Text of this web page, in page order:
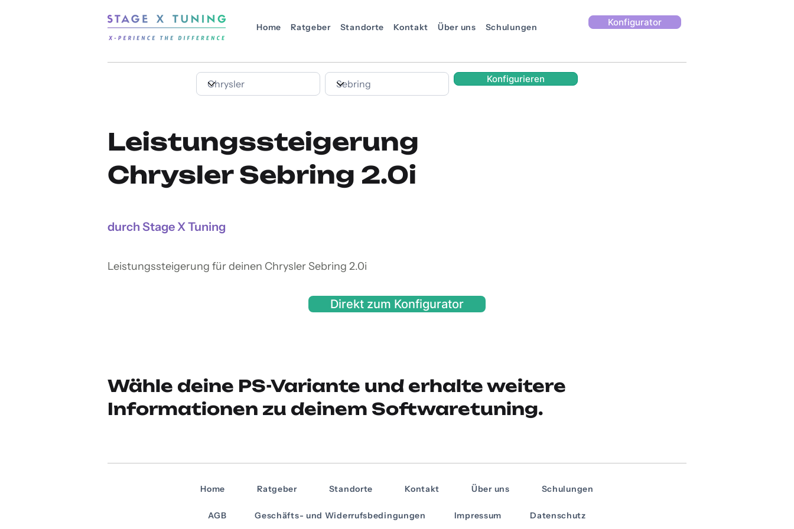
Home Ratgeber Standorte Kontakt Über uns Schulungen Konfigurator
Konfigurieren
Leistungssteigerung
Chrysler Sebring 2.0i
durch Stage X Tuning
Leistungssteigerung für deinen Chrysler Sebring 2.0i
Direkt zum Konfigurator
Wähle deine PS-Variante und erhalte weitere
Informationen zu deinem Softwaretuning.
Home Ratgeber Standorte Kontakt Über uns Schulungen
AGB Geschäfts- und Widerrufsbedingungen Impressum Datenschutz